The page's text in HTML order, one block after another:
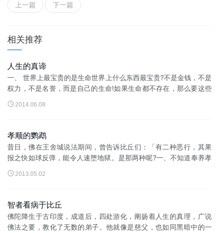
上一篇 下一篇
相关推荐
人生的真谛
一、 世界上最宝贵的是生命世界上什么东西最宝贵?不是金钱，不是
权力，不是名誉，而是自己的生命!如果生命都不存在，那么要这些
虚无的东西何用?我们只有明白生命的真正意义，才会珍惜自己的生
命，并且能在欲望前...
 2014.06.08
孝顺的鹦鹉
昔日，佛在王舍城说法期间，曾告诉比丘们：「有二种恶行，其果
报之快如球反弹，能令人速堕地狱。是那两种呢?一、不知道奉养孝
敬父母;二、在父母的住处，作奸犯科，造种种不善之行。世间也有
两种正行，能速令人升天...
 2013.05.02
智者看病于比丘
佛陀降生于古印度，成道后，四处游化，阐扬着人生的真理，广说
佛法之要，教化了无数的弟子。他就像是慈父，也如同黑暗中的一